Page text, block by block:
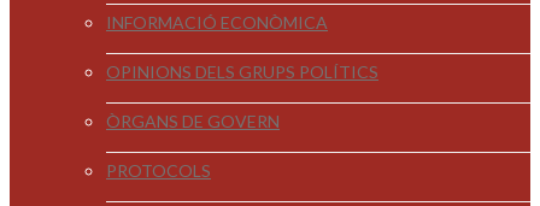
INFORMACIÓ ECONÒMICA
OPINIONS DELS GRUPS POLÍTICS
ÒRGANS DE GOVERN
PROTOCOLS